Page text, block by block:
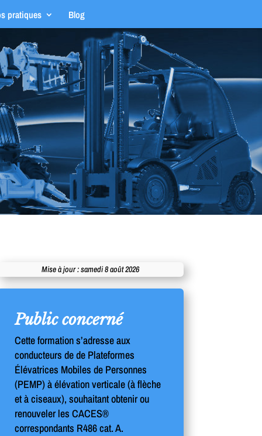
pratiques Blog
Mise à jour : samedi 8 août 2026
Public concerné
Cette formation s’adresse aux
conducteurs de de Plateformes
Élévatrices Mobiles de Personnes
(PEMP) à élévation verticale (à flèche
et à ciseaux), souhaitant obtenir ou
renouveler les CACES®
correspondants R486 cat. A.